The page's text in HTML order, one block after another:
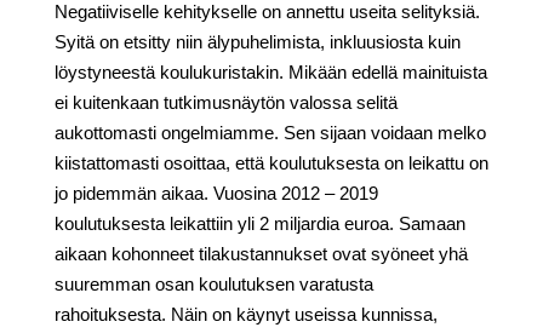
Negatiiviselle kehitykselle on annettu useita selityksiä.
Syitä on etsitty niin älypuhelimista, inkluusiosta kuin
löystyneestä koulukuristakin. Mikään edellä mainituista
ei kuitenkaan tutkimusnäytön valossa selitä
aukottomasti ongelmiamme. Sen sijaan voidaan melko
kiistattomasti osoittaa, että koulutuksesta on leikattu on
jo pidemmän aikaa. Vuosina 2012 – 2019
koulutuksesta leikattiin yli 2 miljardia euroa. Samaan
aikaan kohonneet tilakustannukset ovat syöneet yhä
suuremman osan koulutuksen varatusta
rahoituksesta. Näin on käynyt useissa kunnissa,